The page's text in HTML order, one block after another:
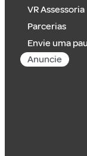
VR Assessoria
Parcerias
Envie uma
Anuncie